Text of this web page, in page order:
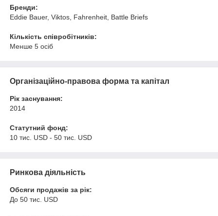
Бренди:
Eddie Bauer, Viktos, Fahrenheit, Battle Briefs
Кількість співробітників:
Менше 5 осіб
Організаційно-правова форма та капітал
Рік заснування:
2014
Статутний фонд:
10 тис. USD - 50 тис. USD
Ринкова діяльність
Обсяги продажів за рік:
До 50 тис. USD